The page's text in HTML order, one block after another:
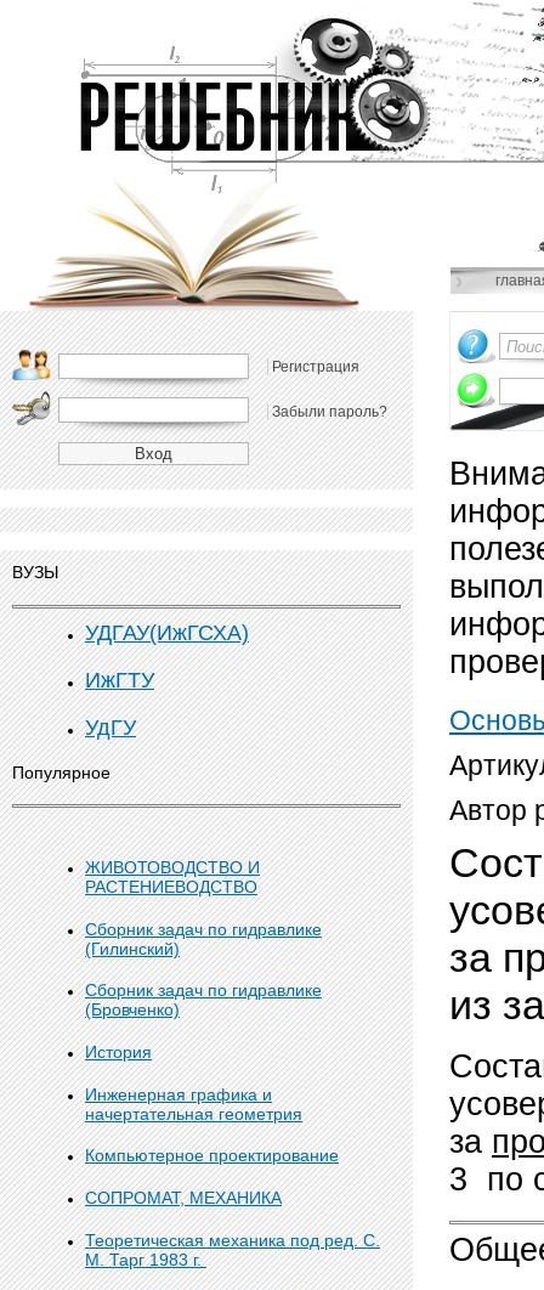
Регистрация
Забыли пароль?
ВУЗЫ
УДГАУ(ИжГСХА)
ИжГТУ
УдГУ
Популярное
ЖИВОТОВОДСТВО И
РАСТЕНИЕВОДСТВО
Сборник задач по гидравлике
(Гилинский)
Сборник задач по гидравлике
(Бровченко)
История
Инженерная графика и
начертательная геометрия
Компьютерное проектирование
СОПРОМАТ, МЕХАНИКА
Теоретическая механика под ред. С.
М. Тарг 1983 г.
Автор
за
из
за
3 по